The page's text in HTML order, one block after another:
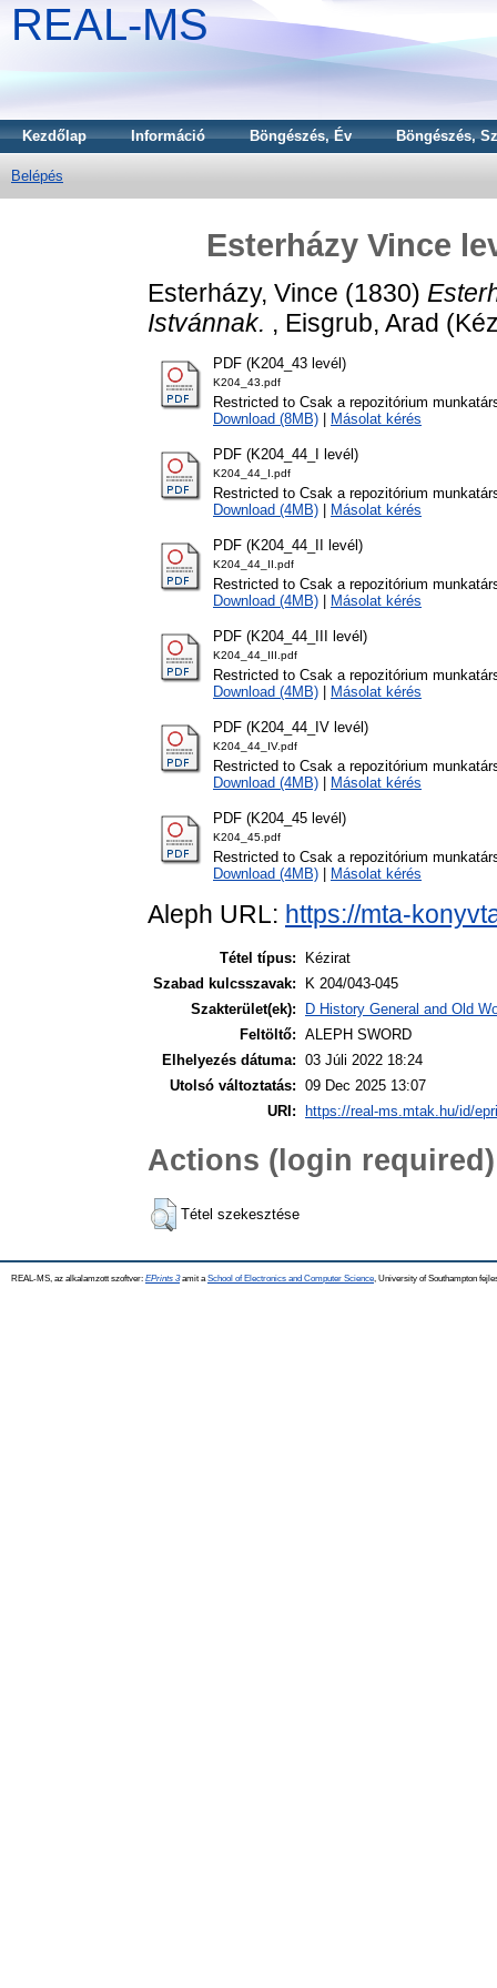
REAL-MS
Kezdőlap Információ Böngészés, Év Böngészés,
Belépés
Esterházy Vince
Esterházy, Vince (1830)
Istvánnak. , Eisgrub, Arad
PDF (K204_43 levél)
K204_43.pdf
Restricted to Csak a repozitórium
Download (8MB)
Másolat kérés
PDF (K204_44_I levél)
K204_44_I.pdf
Restricted to Csak a repozitórium
Download (4MB)
Másolat kérés
PDF (K204_44_II levél)
K204_44_II.pdf
Restricted to Csak a repozitórium
Download (4MB)
Másolat kérés
PDF (K204_44_III levél)
K204_44_III.pdf
Restricted to Csak a repozitórium
Download (4MB)
Másolat kérés
PDF (K204_44_IV levél)
K204_44_IV.pdf
Restricted to Csak a repozitórium
Download (4MB)
Másolat kérés
PDF (K204_45 levél)
K204_45.pdf
Restricted to Csak a repozitórium
Download (4MB)
Másolat kérés
Aleph URL: https://mta-
Tétel típus:
Kézirat
Szabad kulcsszavak:
K 204/043-045
Szakterület(ek):
D History General and Old
Feltöltő: ALEPH SWORD
Elhelyezés dátuma: 03 Júli 2022 18:24
Utolsó változtatás: 09 Dec 2025 13:07
URI:
https://real-ms.mtak.hu/id/
Actions (login required)
Tétel szekesztése
REAL-MS, az alkalamzott szoftver: EPrints 3amit a School of Electronics and Computer Science , University of Southampton